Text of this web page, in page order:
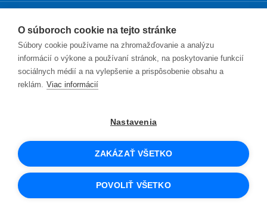
Magazín a prednášky
Magazín Perpetuum
© 2026 SCIO
a e-shop na mieru od PeckaDesign
O súboroch cookie na tejto stránke
Súbory cookie používame na zhromažďovanie a analýzu
informácií o výkone a používaní stránok, na poskytovanie funkcií
sociálnych médií a na vylepšenie a prispôsobenie obsahu a
reklám. Viac informácií
Nastavenia
ZAKÁZAŤ VŠETKO
POVOLIŤ VŠETKO